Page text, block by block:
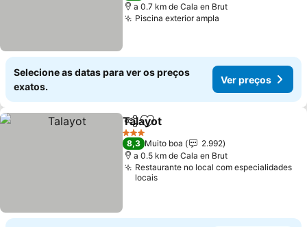
a 0.7 km de Cala en Brut
Piscina exterior ampla
Selecione as datas para ver os preços
exatos.
Ver preços
PartilharAdicionar aos favoritos
Talayot
3 Estrelas
8,3 Muito boa
2.992
a 0.5 km de Cala en Brut
Restaurante no local com especialidades
locais